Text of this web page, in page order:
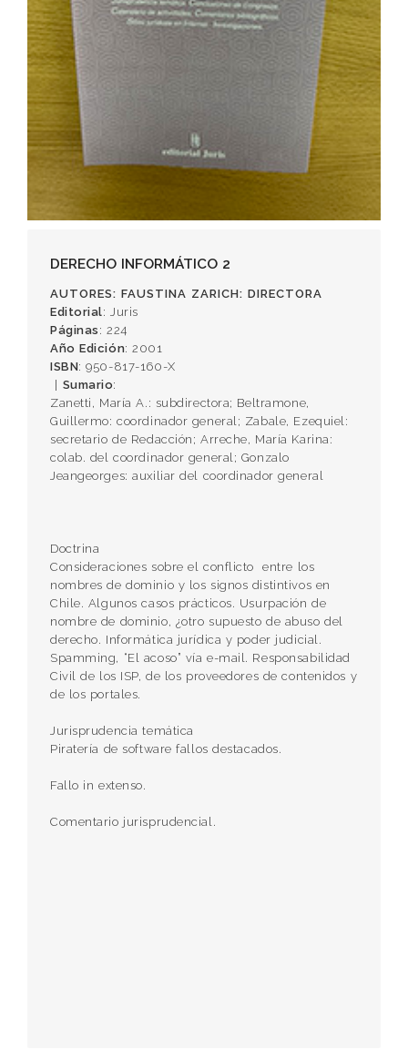
DERECHO INFORMÁTICO 2
AUTORES: FAUSTINA ZARICH: DIRECTORA
Editorial: Juris
Páginas : 224
Año Edición: 2001
ISBN: 950-817-160-X
Sumario:
Zanetti, María A.: subdirectora; Beltramone,
Guillermo: coordinador general; Zabale, Ezequiel:
secretario de Redacción; Arreche, María Karina:
colab. del coordinador general; Gonzalo
Jeangeorges: auxiliar del coordinador general
Doctrina
Consideraciones sobre el conflicto entre los
nombres de dominio y los signos distintivos en
Chile. Algunos casos prácticos. Usurpación de
nom­bre de dominio, ¿otro supuesto de abuso del
derecho. Informática jurídica y poder judicial.
Spamming, “El acoso” vía e-mail. Responsabilidad
Civil de los ISP, de los proveedores de contenidos y
de los portales.
Jurisprudencia temática
Piratería de software fallos destacados.
Fallo in extenso.
Comentario jurisprudencial.